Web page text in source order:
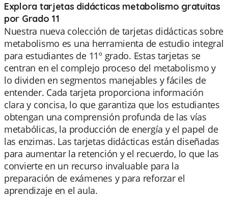
Explora tarjetas didácticas metabolismo gratuitas
por Grado 11
Nuestra nueva colección de tarjetas didácticas sobre
metabolismo es una herramienta de estudio integral
para estudiantes de 11º grado. Estas tarjetas se
centran en el complejo proceso del metabolismo y
lo dividen en segmentos manejables y fáciles de
entender. Cada tarjeta proporciona información
clara y concisa, lo que garantiza que los estudiantes
obtengan una comprensión profunda de las vías
metabólicas, la producción de energía y el papel de
las enzimas. Las tarjetas didácticas están diseñadas
para aumentar la retención y el recuerdo, lo que las
convierte en un recurso invaluable para la
preparación de exámenes y para reforzar el
aprendizaje en el aula.